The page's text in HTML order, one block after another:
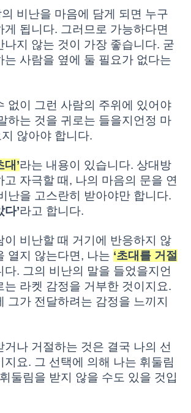
비난을 마음에 담게 되면 누구
게 됩니다. 그러므로 가능하다면
나지 않는 것이 가장 좋습니다. 굳
는 사람을 옆에 둘 필요가 없다는
없이 그런 사람의 주위에 있어야
하는 것을 귀로는 들을지언정 마
않아야 합니다.
대’라는 내용이 있습니다. 상대방
고 자극할 때, 나의 마음의 문을 연
난을 고스란히 받아야만 합니다.
다’라고 합니다.
이 비난할 때 거기에 반응하지 않
열지 않는다면, 나는 ‘초대를 거절
다. 그의 비난의 말을 들었을지언
는 라켓 감정을 거부한 것이지요.
그가 전달하려는 감정을 느끼지
거나 거절하는 것은 결국 나의 선
지요. 그 선택에 의해 나는 휘둘림
둘림을 받지 않을 수도 있을 것입